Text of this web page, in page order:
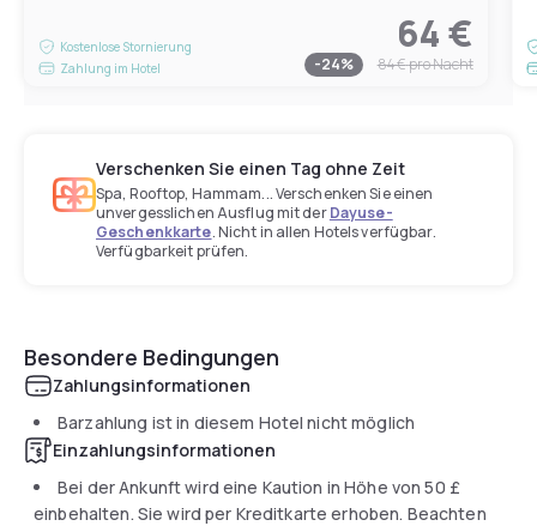
Kostenlose Stornierung
Zahlung im Hotel
64 €
-24% 84 €pro Nacht
Verschenken Sie einen Tag ohne Zeit
Spa, Rooftop, Hammam... Verschenken Sie einen
unvergesslichen Ausflug mit derDayuse-
Geschenkkarte. Nicht in allen Hotels verfügbar.
Verfügbarkeit prüfen.
Besondere Bedingungen
Zahlungsinformationen
Barzahlung ist in diesem Hotel nicht möglich
Einzahlungsinformationen
Bei der Ankunft wird eine Kaution in Höhe von50 £
einbehalten. Sie wird per Kreditkarte erhoben. Beachten